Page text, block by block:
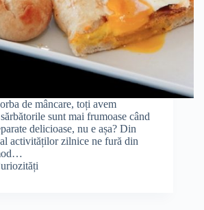
de mâncare, toți avem
sunt mai frumoase când
delicioase, nu e așa? Din
activităților zilnice ne fură din